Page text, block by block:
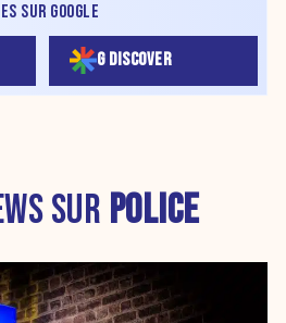
SUR GOOGLE
G DISCOVER
SUR POLICE